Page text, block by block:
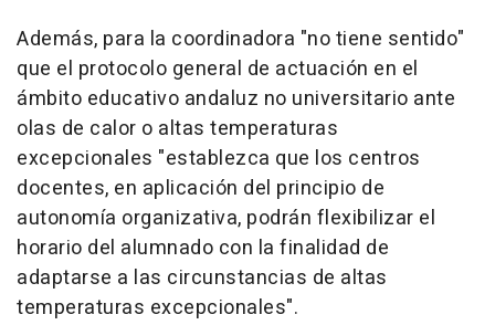
Además, para la coordinadora "no tiene sentido"
que el protocolo general de actuación en el
ámbito educativo andaluz no universitario ante
olas de calor o altas temperaturas
excepcionales "establezca que los centros
docentes, en aplicación del principio de
autonomía organizativa, podrán flexibilizar el
horario del alumnado con la finalidad de
adaptarse a las circunstancias de altas
temperaturas excepcionales".